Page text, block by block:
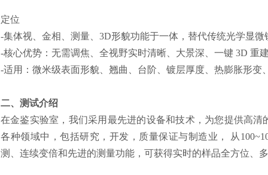
定位
-集体视、金相、测量、3D形貌功能于一体，替代传统光学显
-核心优势：无需调焦、全视野实时清晰、大景深、一键 3D 重
-适用：微米级表面形貌、翘曲、台阶、镀层厚度、热膨胀形变
二、测试介绍
在金鉴实验室，我们采用最先进的设备和技术，为您提供高
各种领域中，包括研究，开发，质量保证与制造业， 从
测、连续变倍和先进的测量功能，可获得实时的样品全方位、多